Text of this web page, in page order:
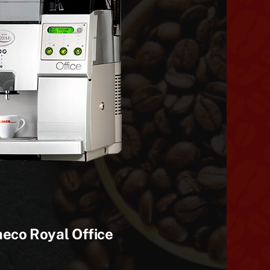
Royal Office